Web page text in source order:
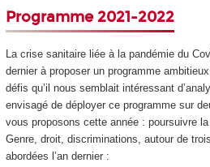
Programme 2021-2022
La crise sanitaire liée à la pandémie du
dernier à proposer un programme
défis qu’il nous semblait intéressant
envisagé de déployer ce programme sur
vous proposons cette année : poursuivre
Genre, droit, discriminations, autour de
abordées l’an dernier :